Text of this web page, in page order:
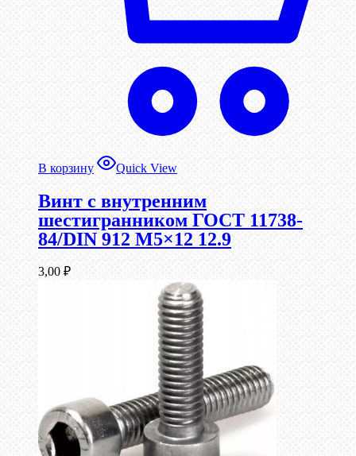
В корзину Quick View
Винт c внутренним
шестигранником ГОСТ 11738-
84/DIN 912 М5×12 12.9
3,00 ₽